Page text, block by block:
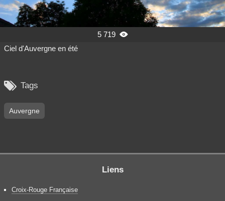
5 719 
Ciel d'Auvergne en été
 Tags
Auvergne
Liens
Croix-Rouge Française